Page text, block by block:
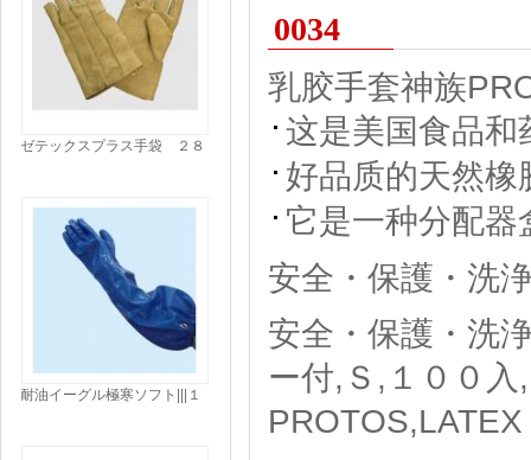
0034
乳胶手套神族
这是美国食品和
好品质的天然橡
它是一种分配器
安全・保護・洗
安全・保護・洗
ー付,Ｓ,１００
ゼテックスプラス手袋 ２８
耐油イーグル極寒ソフト|||１